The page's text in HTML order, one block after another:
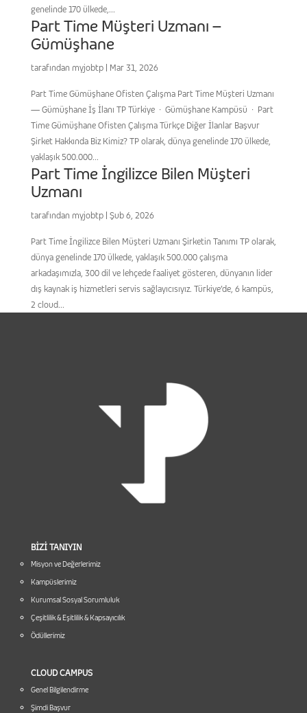
genelinde 170 ülkede,...
Part Time Müşteri Uzmanı –
Gümüşhane
tarafından myjobtp| Mar 31, 2026
Part Time Gümüşhane Ofisten Çalışma Part Time Müşteri Uzmanı
— Gümüşhane İş İlanı TP Türkiye · Gümüşhane Kampüsü · Part
Time Gümüşhane Ofisten Çalışma Türkçe Diğer İlanlar Başvur
Şirket Hakkında Biz Kimiz? TP olarak, dünya genelinde 170 ülkede,
yaklaşık 500.000...
Part Time İngilizce Bilen Müşteri
Uzmanı
tarafından myjobtp| Şub 6, 2026
Part Time İngilizce Bilen Müşteri Uzmanı Şirketin Tanımı TP olarak,
dünya genelinde 170 ülkede, yaklaşık 500.000 çalışma
arkadaşımızla, 300 dil ve lehçede faaliyet gösteren, dünyanın lider
dış kaynak iş hizmetleri servis sağlayıcısıyız. Türkiye’de, 6 kampüs,
2 cloud...
BİZİ TANIYIN
Misyon ve Değerlerimiz
Kampüslerimiz
Kurumsal Sosyal Sorumluluk
Çeşitlilik & Eşitlilik & Kapsayıcılık
Ödüllerimiz
CLOUD CAMPUS
Genel Bilgilendirme
Şimdi Başvur